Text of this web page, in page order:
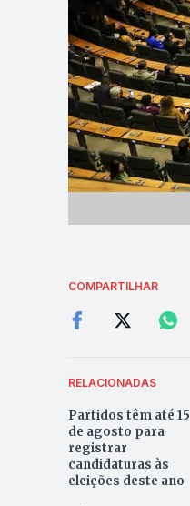
COMPARTILHAR
RELACIONADAS
Partidos têm até 15
de agosto para
registrar
candidaturas às
eleições deste ano